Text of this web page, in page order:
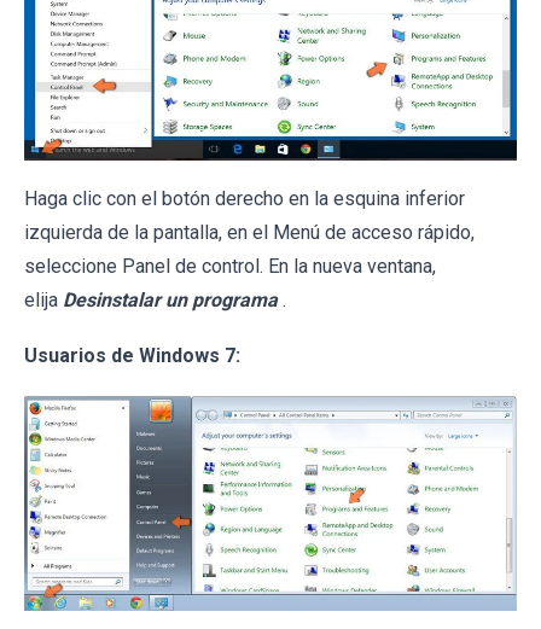
Haga clic con el botón derecho en la esquina inferior
izquierda de la pantalla, en el Menú de acceso rápido,
seleccione Panel de control. En la nueva ventana,
elija Desinstalar un programa .
Usuarios de Windows 7: